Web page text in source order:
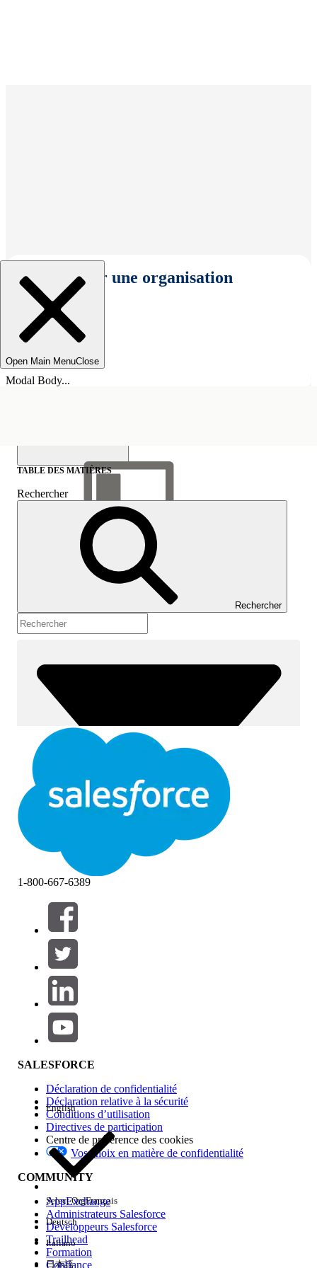
Sélectionner une organisation
Open Main MenuClose
Modal Body...
Afficher la table des
matières
Table des matières
TABLE DES MATIÈRES
Rechercher
Rechercher
Filtres (0)
SÉLECTIONNER DES FILTRES
Gamme de produits
Impact des fonctionnalités
Edition
Expérience
1-800-667-6389
SALESFORCE
Déclaration de confidentialité
Déclaration relative à la sécurité
Conditions d’utilisation
Directives de participation
Centre de préférence des cookies
Vos choix en matière de confidentialité
COMMUNITY
AppExchange
Administrateurs Salesforce
Développeurs Salesforce
Trailhead
Formation
Confiance
English
Select OrgFrançais
Deutsch
Italiano
日本語